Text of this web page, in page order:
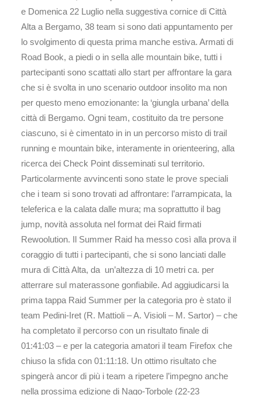
e Domenica 22 Luglio nella suggestiva cornice di Città
Alta a Bergamo, 38 team si sono dati appuntamento per
lo svolgimento di questa prima manche estiva. Armati di
Road Book, a piedi o in sella alle mountain bike, tutti i
partecipanti sono scattati allo start per affrontare la gara
che si è svolta in uno scenario outdoor insolito ma non
per questo meno emozionante: la ‘giungla urbana’ della
città di Bergamo. Ogni team, costituito da tre persone
ciascuno, si è cimentato in in un percorso misto di trail
running e mountain bike, interamente in orienteering, alla
ricerca dei Check Point disseminati sul territorio.
Particolarmente avvincenti sono state le prove speciali
che i team si sono trovati ad affrontare: l’arrampicata, la
teleferica e la calata dalle mura; ma soprattutto il bag
jump, novità assoluta nel format dei Raid firmati
Rewoolution. Il Summer Raid ha messo così alla prova il
coraggio di tutti i partecipanti, che si sono lanciati dalle
mura di Città Alta, da un’altezza di 10 metri ca. per
atterrare sul materassone gonfiabile. Ad aggiudicarsi la
prima tappa Raid Summer per la categoria pro è stato il
team Pedini-Iret (R. Mattioli – A. Visioli – M. Sartor) – che
ha completato il percorso con un risultato finale di
01:41:03 – e per la categoria amatori il team Firefox che
chiuso la sfida con 01:11:18. Un ottimo risultato che
spingerà ancor di più i team a ripetere l’impegno anche
nella prossima edizione di Nago-Torbole (22-23